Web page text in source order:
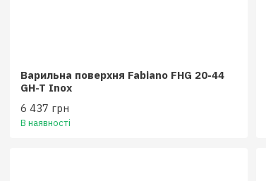
Варильна поверхня Fabiano FHG 20-44
GH-T Inox
6 437 грн
В наявності